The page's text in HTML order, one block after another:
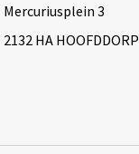
Mercuriusplein 3
2132 HA HOOFDDORP